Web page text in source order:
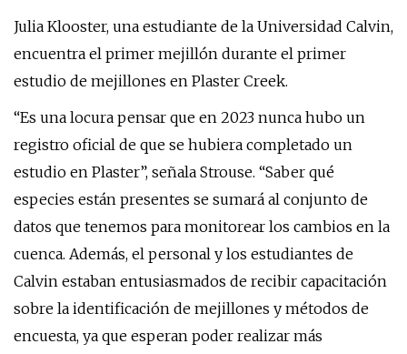
Julia Klooster, una estudiante de la Universidad Calvin,
encuentra el primer mejillón durante el primer
estudio de mejillones en Plaster Creek.
“Es una locura pensar que en 2023 nunca hubo un
registro oficial de que se hubiera completado un
estudio en Plaster”, señala Strouse. “Saber qué
especies están presentes se sumará al conjunto de
datos que tenemos para monitorear los cambios en la
cuenca. Además, el personal y los estudiantes de
Calvin estaban entusiasmados de recibir capacitación
sobre la identificación de mejillones y métodos de
encuesta, ya que esperan poder realizar más